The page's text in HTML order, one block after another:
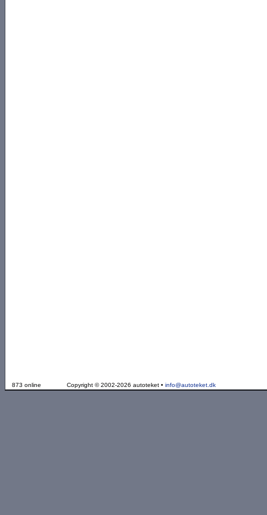
873 online Copyright © 2002-2026 autoteket • info@autoteket.dk